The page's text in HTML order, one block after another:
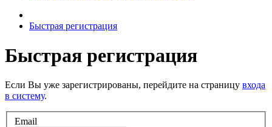
Быстрая регистрация
Быстрая регистрация
Если Вы уже зарегистрированы, перейдите на страницу входа
в систему.
Email